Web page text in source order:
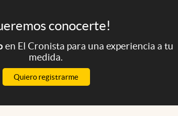
conocerte!
en El Cronista para una experiencia a tu
medida.
Quiero registrarme